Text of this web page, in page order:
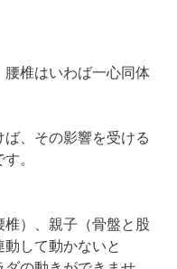
腰椎はいわば一心同体
ば、その影響を受ける
。
椎）、親子（骨盤と股
して動かないと